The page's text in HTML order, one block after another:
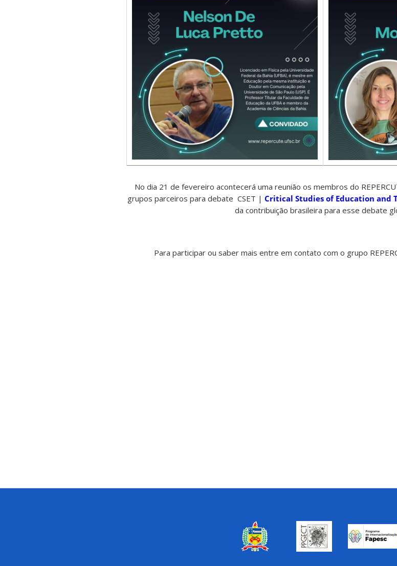
No dia 21 de fevereiro acontecerá uma reunião os membros do
grupos parceiros para debate CSET | Critical Studies of Education and
da contribuição brasileira para esse debate
Para participar ou saber mais entre em contato com o grupo